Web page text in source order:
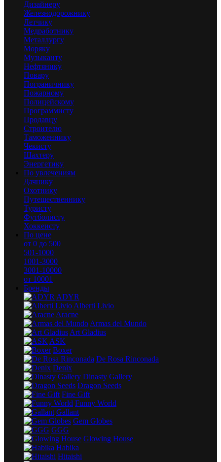
Дизайнеру
Железнодорожнику
Летчику
Медработнику
Металлургу
Моряку
Музыканту
Нефтянику
Повару
Пограничнику
Пожарному
Полицейскому
Программисту
Продавцу
Строителю
Таможеннику
Чекисту
Шахтеру
Энергетику
По увлечениям
Дачнику
Охотнику
Путешественнику
Туристу
Футболисту
Хоккеисту
По цене
от 0 до 500
501-1000
1001-3000
3001-10000
от 10001
Бренды
ADYR
Alberti Livio
Aracne
Armas del Mundo
Art Gladius
ASK
Boxer
De Rosa Rinconada
Denix
Dinasty Gallery
Dragon Seeds
Fine Gift
Funny World
Gallant
Gem Globes
GGG
Glowing House
Habika
Hitaishi